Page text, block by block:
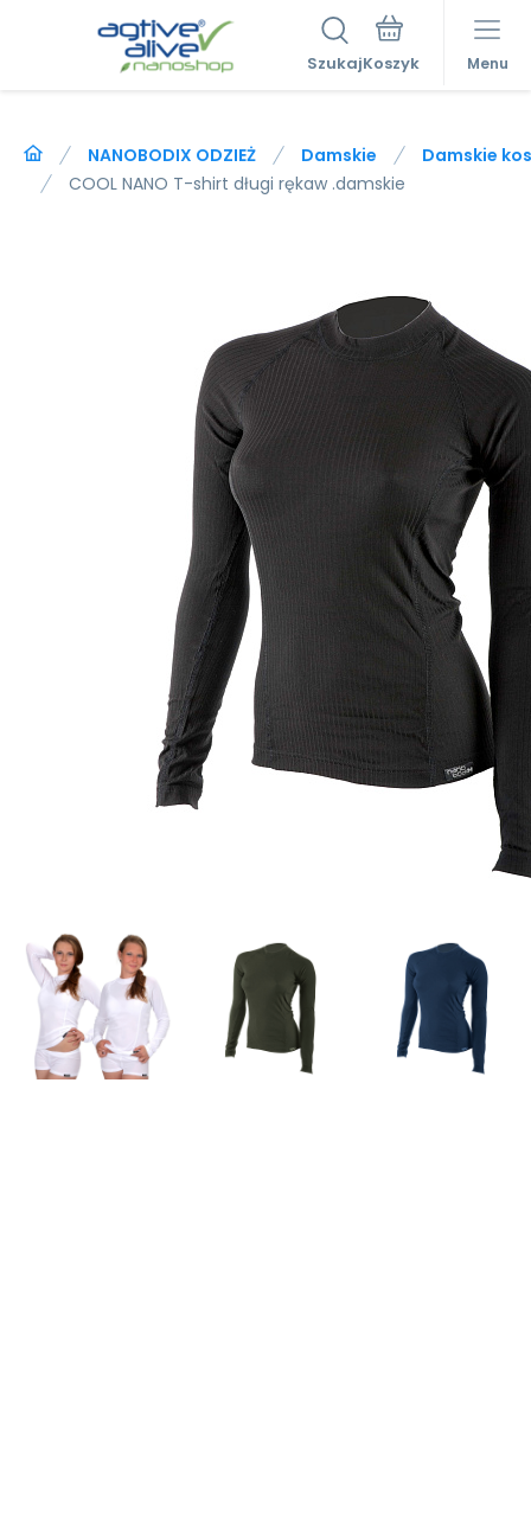
Szukaj Menu
NANOBODIX ODZIEŻ Damskie
Damskie
COOL NANO T-shirt długi rękaw .damskie